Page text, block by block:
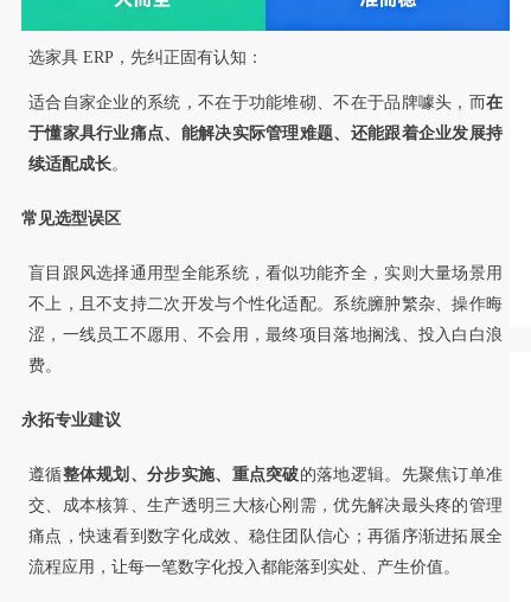
选家具 ERP，先纠正固有认知：
适合自家企业的系统，不在于功能堆砌、不在于品牌噱头，而在
于懂家具行业痛点、能解决实际管理难题、还能跟着企业发展持
续适配成长。
常见选型误区
盲目跟风选择通用型全能系统，看似功能齐全，实则大量场景用
不上，且不支持二次开发与个性化适配。系统臃肿繁杂、操作晦
涩，一线员工不愿用、不会用，最终项目落地搁浅、投入白白浪
费。
永拓专业建议
遵循整体规划、分步实施、重点突破的落地逻辑。先聚焦订单准
交、成本核算、生产透明三大核心刚需，优先解决最头疼的管理
痛点，快速看到数字化成效、稳住团队信心；再循序渐进拓展全
流程应用，让每一笔数字化投入都能落到实处、产生价值。